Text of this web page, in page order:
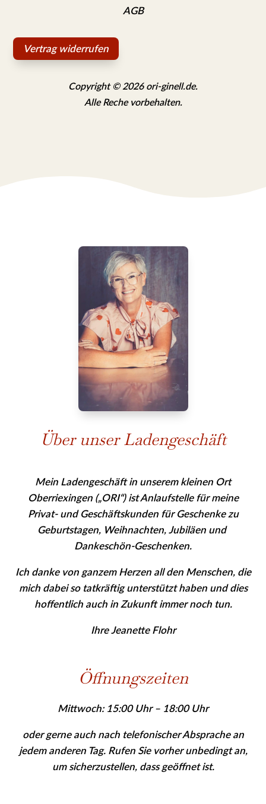
AGB
Vertrag widerrufen
Copyright © 2026 ori-ginell.de.
Alle Reche vorbehalten.
Über unser Ladengeschäft
Mein Ladengeschäft in unserem kleinen Ort
Oberriexingen („ORI“) ist Anlaufstelle für meine
Privat- und Geschäfts­kunden für Geschenke zu
Geburtstagen, Weihnachten, Jubiläen und
Dankeschön-Geschenken.
Ich danke von ganzem Herzen all den Menschen, die
mich dabei so tatkräftig unterstützt haben und dies
hoffentlich auch in Zukunft immer noch tun.
Ihre Jeanette Flohr
Öffnungszeiten
Mittwoch: 15:00 Uhr – 18:00 Uhr
oder gerne auch nach telefonischer Absprache an
jedem anderen Tag. Rufen Sie vor­herunbedingtan,
um sicher­zu­stellen, dass geöffnet ist.